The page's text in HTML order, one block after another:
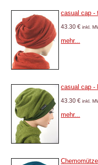
casual cap -
43.30 € inkl.
mehr...
casual cap -
43.30 € inkl.
mehr...